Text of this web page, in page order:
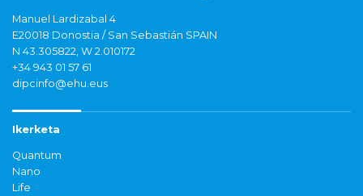
Manuel Lardizabal 4
E20018 Donostia / San Sebastián SPAIN
N 43.305822, W 2.010172
+34 943 01 57 61
dipcinfo@ehu.eus
Ikerketa
Quantum
Nano
Life